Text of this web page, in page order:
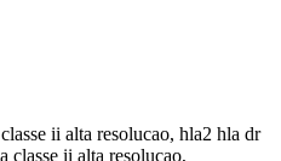
ii alta resolucao, hla2 hla dr
classe ii alta resolucao,